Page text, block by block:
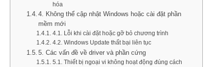
hóa
4. Không thể cập nhật Windows hoặc cài đặt phần
mềm mới
4.1. Lỗi khi cài đặt hoặc gỡ bỏ chương trình
4.2. Windows Update thất bại liên tục
5. Các vấn đề về driver và phần cứng
5.1. Thiết bị ngoại vi không hoạt động đúng cách